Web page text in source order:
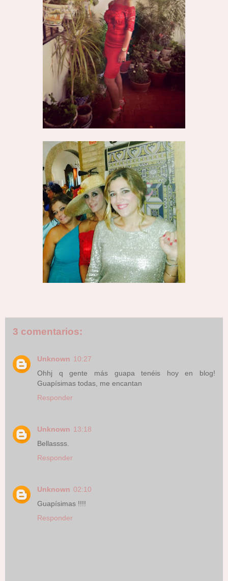
3 comentarios:
Unknown 10:27
Ohhj q gente más guapa tenéis hoy en blog!
Guapísimas todas, me encantan
Responder
Unknown 13:18
Bellassss.
Responder
Unknown 02:10
Guapísimas !!!!
Responder